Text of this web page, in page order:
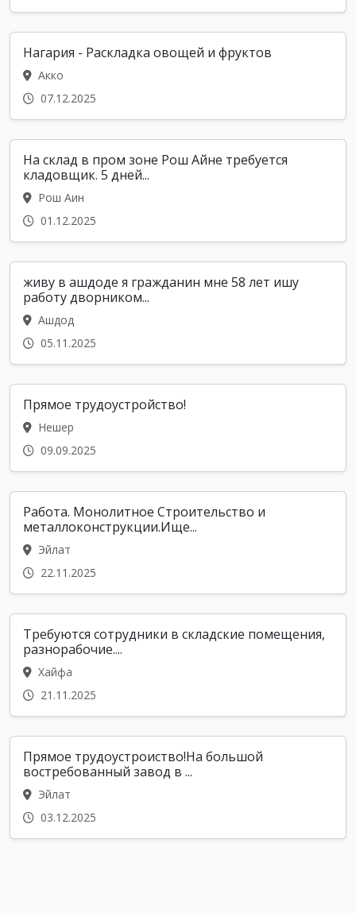
Нагария - Раскладка овощей и фруктов
Акко
07.12.2025
На склад в пром зоне Рош Айне требуется
кладовщик. 5 дней...
Рош Аин
01.12.2025
живу в ашдоде я гражданин мне 58 лет ишу
работу дворником...
Ашдод
05.11.2025
Прямое трудоустройство!
Нешер
09.09.2025
Работа. Монолитное Строительство и
металлоконструкции.Ище...
Эйлат
22.11.2025
Требуются сотрудники в складские помещения,
разнорабочие....
Хайфа
21.11.2025
Прямое трудоустроиство!На большой
востребованный завод в ...
Эйлат
03.12.2025